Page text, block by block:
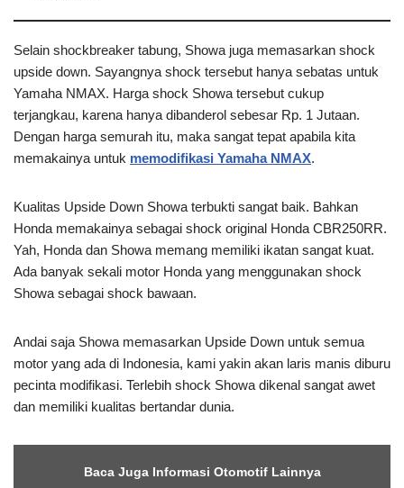
Selain shockbreaker tabung, Showa juga memasarkan shock
upside down. Sayangnya shock tersebut hanya sebatas untuk
Yamaha NMAX. Harga shock Showa tersebut cukup
terjangkau, karena hanya dibanderol sebesar Rp. 1 Jutaan.
Dengan harga semurah itu, maka sangat tepat apabila kita
memakainya untuk memodifikasi Yamaha NMAX.
Kualitas Upside Down Showa terbukti sangat baik. Bahkan
Honda memakainya sebagai shock original Honda CBR250RR.
Yah, Honda dan Showa memang memiliki ikatan sangat kuat.
Ada banyak sekali motor Honda yang menggunakan shock
Showa sebagai shock bawaan.
Andai saja Showa memasarkan Upside Down untuk semua
motor yang ada di Indonesia, kami yakin akan laris manis diburu
pecinta modifikasi. Terlebih shock Showa dikenal sangat awet
dan memiliki kualitas bertandar dunia.
Baca Juga Informasi Otomotif Lainnya